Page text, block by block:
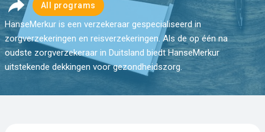
All programs
HanseMerkur is een verzekeraar gespecialiseerd in
zorgverzekeringen en reisverzekeringen. Als de op één na
oudste zorgverzekeraar in Duitsland biedt HanseMerkur
uitstekende dekkingen voor gezondheidszorg.